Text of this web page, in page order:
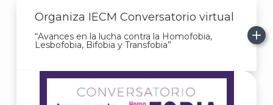
Organiza IECM Conversatorio virtual
“Avances en la lucha contra la Homofobia,
Lesbofobia, Bifobia y Transfobia”